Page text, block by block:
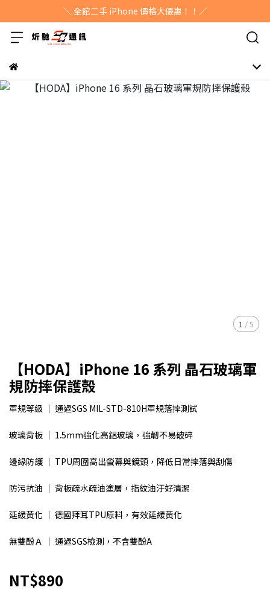
＼ 全館二手 iPhone 價格大優惠！！／
1 /5
【HODA】iPhone 16 系列 晶石玻璃軍
規防摔保護殼
軍規等級 ｜ 通過SGS MIL-STD-810H軍規落摔測試
玻璃背板 ｜ 1.5mm強化高鋁玻璃，強韌不易破碎
邊緣防護 ｜ TPU周圍高出螢幕與鏡頭，降低日常摔落與刮傷
防污抗油 ｜ 背板疏水疏油塗層，指紋油汙好清潔
延緩黃化 ｜ 德國拜耳TPU原料，有效延緩黃化
無雙酚Ａ ｜ 通過SGS檢測，不含雙酚A
NT$890